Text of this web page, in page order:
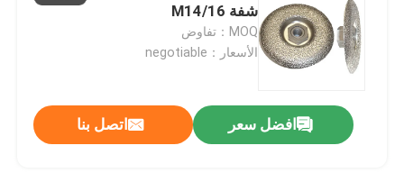
بت التوجيه النجارة
شفة M14/16
MOQ：تفاوض
الأسعار：negotiable
افضل سعر اتصل بنا